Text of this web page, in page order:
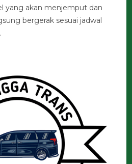
yang akan menjemput dan
bergerak sesuai jadwal